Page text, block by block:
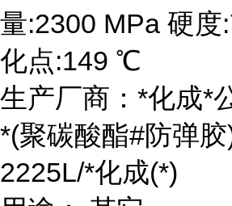
量:2300 MPa 硬度
化点:149 ℃
生产厂商：*化成*
*(聚碳酸酯#防弹胶
2225L/*化成(*)